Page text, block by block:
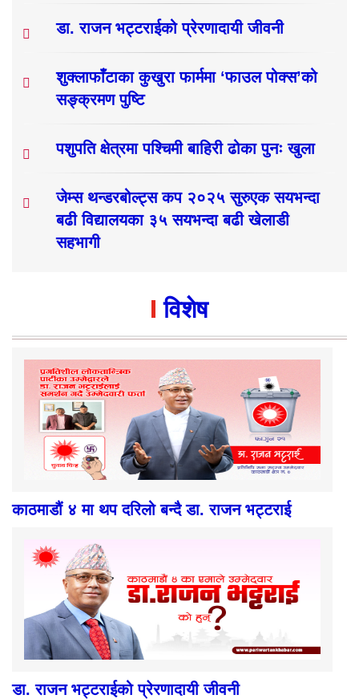
डा. राजन भट्टराईको प्रेरणादायी जीवनी
शुक्लाफाँटाका कुखुरा फार्ममा ‘फाउल पोक्स’को
सङ्क्रमण पुष्टि
पशुपति क्षेत्रमा पश्चिमी बाहिरी ढोका पुनः खुला
जेम्स थन्डरबोल्ट्स कप २०२५ सुरुएक सयभन्दा
बढी विद्यालयका ३५ सयभन्दा बढी खेलाडी
सहभागी
विशेष
काठमाडौं ४ मा थप दरिलो बन्दै डा. राजन भट्टराई
डा. राजन भट्टराईको प्रेरणादायी जीवनी